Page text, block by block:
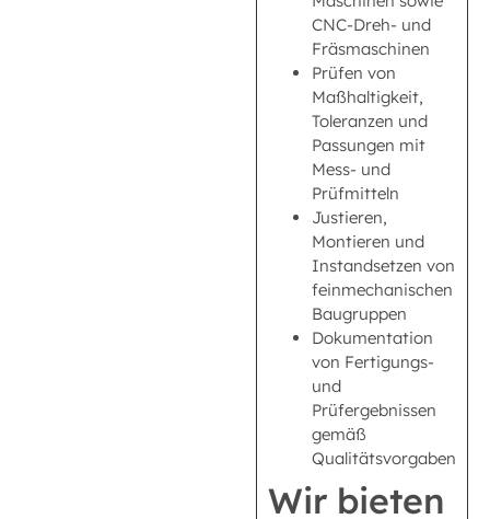
CNC-Dreh- und
Fräsmaschinen
Prüfen von
Maßhaltigkeit,
Toleranzen und
Passungen mit
Mess- und
Prüfmitteln
Justieren,
Montieren und
Instandsetzen von
feinmechanischen
Baugruppen
Dokumentation
von Fertigungs-
und
Prüfergebnissen
gemäß
Qualitätsvorgaben
Wir bieten